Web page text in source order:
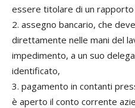
essere titolare di un rapporto
2. assegno bancario, che
direttamente nelle mani del
impedimento, a un suo
identificato,
3. pagamento in contanti
è aperto il conto corrente